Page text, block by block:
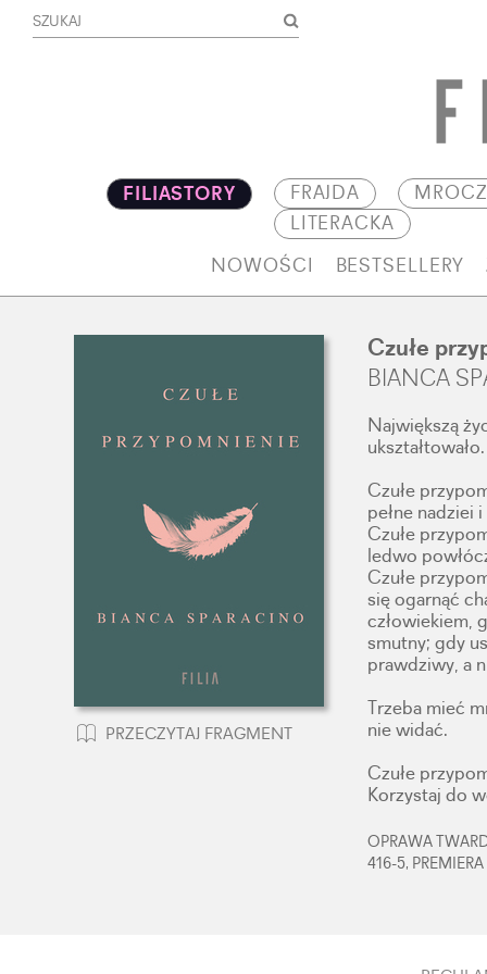
FILIASTORY FRAJDA
LITERACKA
NOWOŚCI BESTSELLERY
PRZECZYTAJ FRAGMENT
Czułe
BIANCA
Największą
ukształtowało.
Czułe
pełne nadziei
Czułe
ledwo
Czułe
się ogarnąć
człowiekiem,
smutny; gdy
prawdziwy, a
Trzeba mieć
nie widać.
Czułe
Korzystaj do
OPRAWA
416-5,